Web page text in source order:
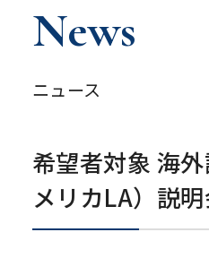
News
ニュース
希望者対象 海
メリカLA）説